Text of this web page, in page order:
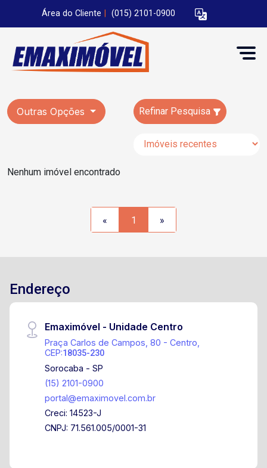
Área do Cliente (015) 2101-0900
Outras Opções Refinar Pesquisa
Nenhum imóvel encontrado
« 1 »
Endereço
Emaximóvel - Unidade Centro
Praça Carlos de Campos, 80 - Centro,
CEP:18035-230
Sorocaba - SP
(15) 2101-0900
portal@emaximovel.com.br
Creci: 14523-J
CNPJ: 71.561.005/0001-31